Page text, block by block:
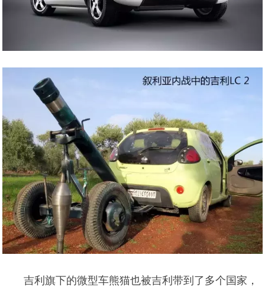
吉利旗下的微型车熊猫也被吉利带到了多个国家，